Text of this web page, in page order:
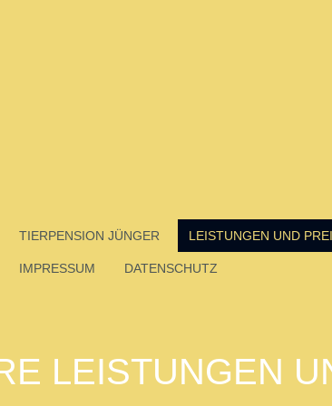
TIERPENSION JÜNGER LEISTUNGEN UND
IMPRESSUM DATENSCHUTZ
LEISTUNGEN